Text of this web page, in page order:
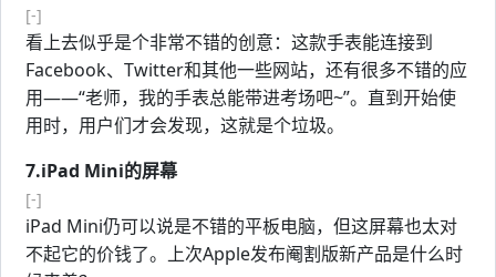
[-]
看上去似乎是个非常不错的创意：这款手表能连接到
Facebook、Twitter和其他一些网站，还有很多不错的应
用——“老师，我的手表总能带进考场吧~”。直到开始使
用时，用户们才会发现，这就是个垃圾。
7.iPad Mini的屏幕
[-]
iPad Mini仍可以说是不错的平板电脑，但这屏幕也太对
不起它的价钱了。上次Apple发布阉割版新产品是什么时